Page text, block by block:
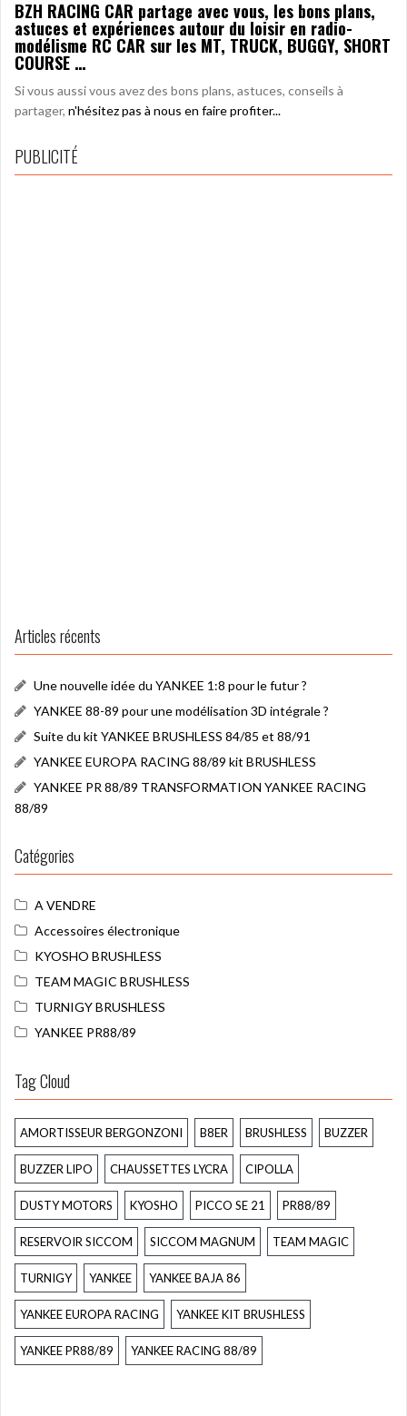
BZH RACING CAR partage avec vous, les bons plans,
astuces et expériences autour du loisir en radio-
modélisme RC CAR sur les MT, TRUCK, BUGGY, SHORT
COURSE …
Si vous aussi vous avez des bons plans, astuces, conseils à
partager, n'hésitez pas à nous en faire profiter...
PUBLICITÉ
Articles récents
Une nouvelle idée du YANKEE 1:8 pour le futur ?
YANKEE 88-89 pour une modélisation 3D intégrale ?
Suite du kit YANKEE BRUSHLESS 84/85 et 88/91
YANKEE EUROPA RACING 88/89 kit BRUSHLESS
YANKEE PR 88/89 TRANSFORMATION YANKEE RACING
88/89
Catégories
A VENDRE
Accessoires électronique
KYOSHO BRUSHLESS
TEAM MAGIC BRUSHLESS
TURNIGY BRUSHLESS
YANKEE PR88/89
Tag Cloud
AMORTISSEUR BERGONZONI B8ER BRUSHLESS BUZZER
BUZZER LIPO CHAUSSETTES LYCRA CIPOLLA
DUSTY MOTORS KYOSHO PICCO SE 21 PR88/89
RESERVOIR SICCOM SICCOM MAGNUM TEAM MAGIC
TURNIGY YANKEE YANKEE BAJA 86
YANKEE EUROPA RACING YANKEE KIT BRUSHLESS
YANKEE PR88/89 YANKEE RACING 88/89